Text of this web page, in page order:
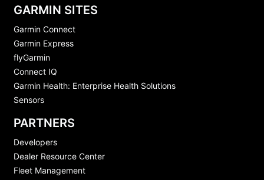
GARMIN SITES
Garmin Connect
Garmin Express
flyGarmin
Connect IQ
Garmin Health: Enterprise Health Solutions
Sensors
PARTNERS
Developers
Dealer Resource Center
Fleet Management